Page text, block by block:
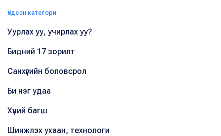
Үндсэн категори
Уурлах уу, учирлах уу?
Бидний 17 зорилт
Санхүүгийн боловсрол
Би нэг удаа
Хүний багш
Шинжлэх ухаан, технологи